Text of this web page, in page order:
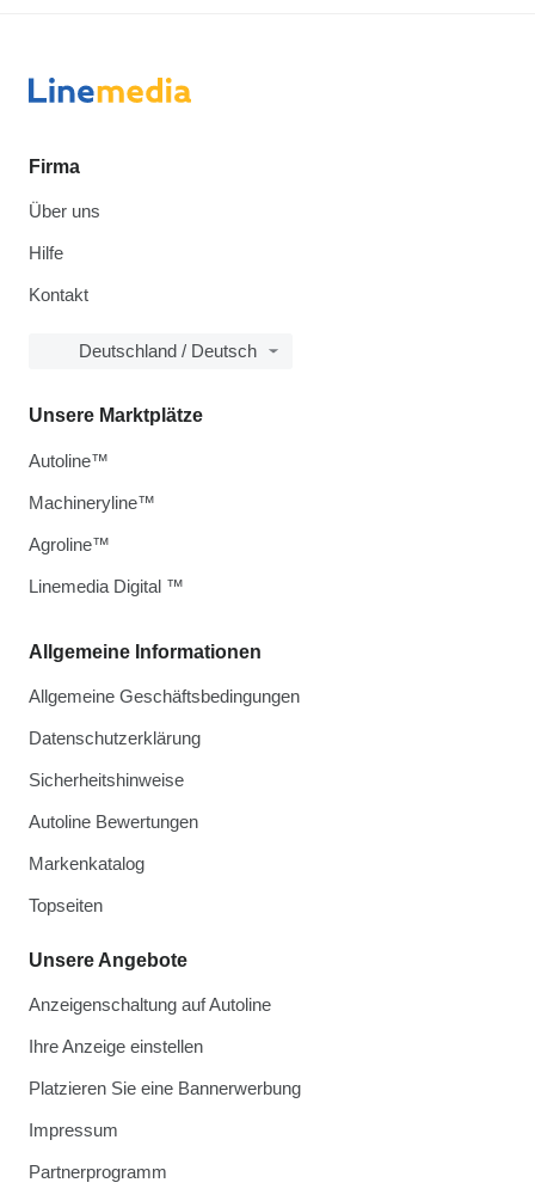
Firma
Über uns
Hilfe
Kontakt
Deutschland / Deutsch
Allgemeine Informationen
Allgemeine Geschäftsbedingungen
Datenschutzerklärung
Sicherheitshinweise
Autoline Bewertungen
Markenkatalog
Topseiten
Unsere Angebote
Anzeigenschaltung auf Autoline
Ihre Anzeige einstellen
Platzieren Sie eine Bannerwerbung
Impressum
Partnerprogramm
Unsere Marktplätze
Autoline™
Machineryline™
Agroline™
Linemedia Digital ™